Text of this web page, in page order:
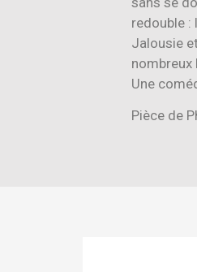
redouble :
Jalousie
nombreux
Une
Pièce de